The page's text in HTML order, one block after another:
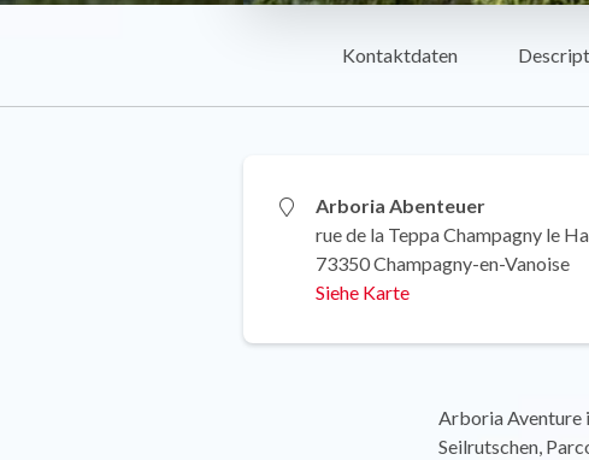
Kontaktdaten
Arboria Abenteuer
rue de la Teppa Champagny le
73350 Champagny-en-Vanoise
Siehe Karte
Arboria Aventure
Seilrutschen,